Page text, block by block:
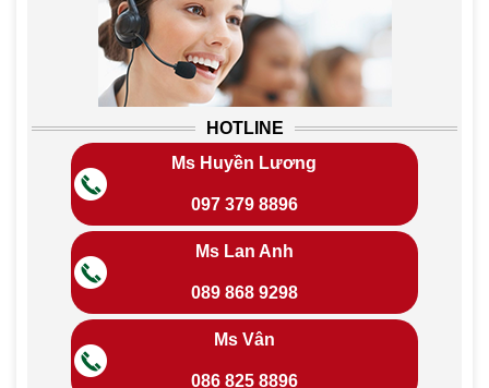
HOTLINE
Ms Huyền Lương
097 379 8896
Ms Lan Anh
089 868 9298
Ms Vân
086 825 8896